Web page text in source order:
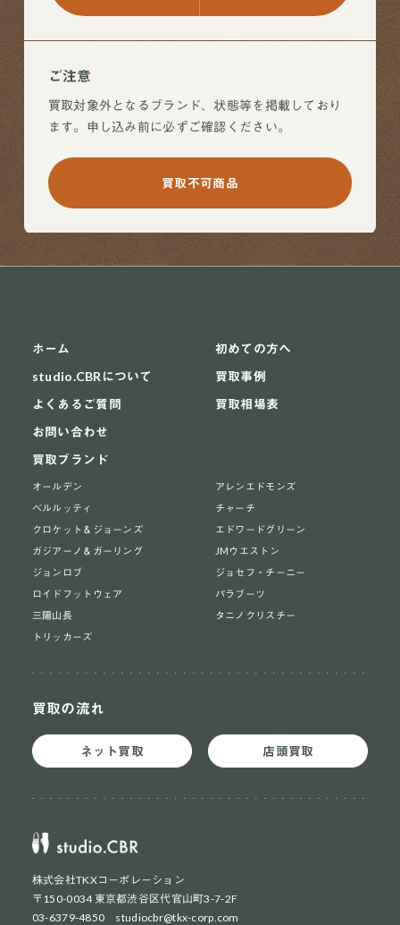
ご注意
買取対象外となるブランド、状態等を掲載しており
ます。申し込み前に必ずご確認ください。
買取不可商品
ホーム
studio.CBRについて
よくあるご質問
お問い合わせ
初めての方へ
買取事例
買取相場表
買取ブランド
オールデン
アレンエドモンズ
ベルルッティ
チャーチ
クロケット＆ジョーンズ
エドワードグリーン
ガジアーノ＆ガーリング
JMウエストン
ジョンロブ
ジョセフ・チーニー
ロイドフットウェア
パラブーツ
三陽山長
タニノクリスチー
トリッカーズ
株式会社TKXコーポレーション
〒150-0034 東京都渋谷区代官山町3-7-2F
03-6379-4850 studiocbr@tkx-corp.com
買取の流れ
ネット買取 店頭買取